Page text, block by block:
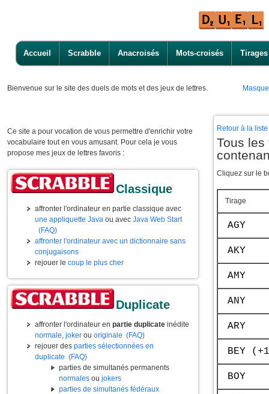
Accueil Scrabble Anacroisés Mots-croisés Tirages
Bienvenue sur le site des duels de mots et des jeux de lettres.
Ce site a pour vocation de vous permettre d'enrichir votre
vocabulaire tout en vous amusant. Pour cela je vous
propose mes jeux de lettres favoris :
Classique
affronter l'ordinateur en partie classique avec
une appliquette Java ou avec Java Web Start
(FAQ)
affronter l'ordinateur avec un dictionnaire sans
conjugaisons
rejouer le coup le plus cher
Duplicate
affronter l'ordinateur en partie duplicate inédite
normale, joker ou originale (FAQ)
rejouer des parties sélectionnées en
duplicate (FAQ)
parties de simultanés permanents
normales ou jokers
parties de simultanés fédéraux
Retour à la
Tous
Cliquez sur le
Tirage
AGY
AKY
AMY
ANY
ARY
BEY
BOY